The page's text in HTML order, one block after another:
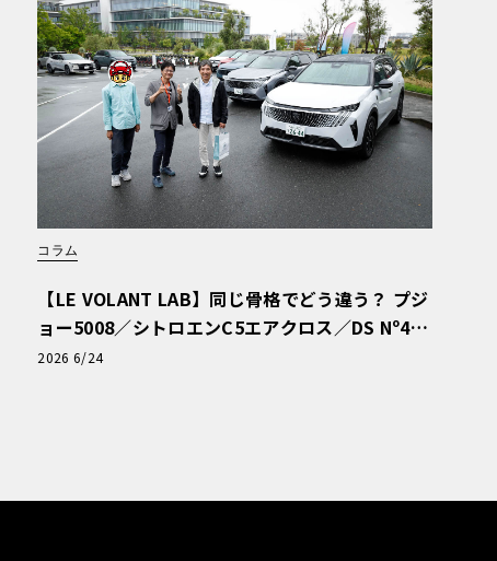
コラム
【LE VOLANT LAB】同じ骨格でどう違う？ プジ
ョー5008／シトロエンC5エアクロス／DS Nº4
読者一気乗りレポート
2026 6/24